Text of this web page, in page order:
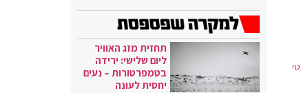
תחזית מזג האוויר
ליום שלישי: ירידה
בטמפרטורות – נעים
יחסית לעונה